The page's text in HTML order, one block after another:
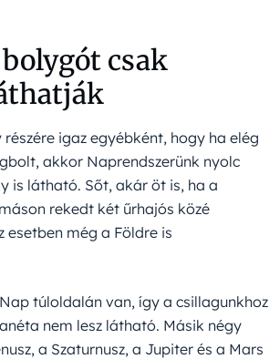
csak
igaz egyébként, hogy ha elég
akkor Naprendszerünk nyolc
is látható. Sőt, akár öt is, ha a
rekedt két űrhajós közé
esetben még a Földre is
túloldalán van, így a csillagunkhoz
nem lesz látható. Másik négy
a Szaturnusz, a Jupiter és a Mars